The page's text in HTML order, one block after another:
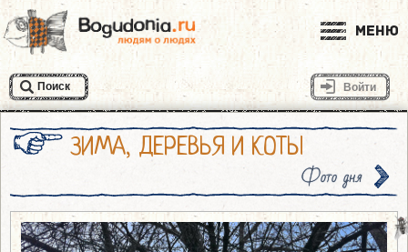
Меню
Поиск Войти
ЗИМА, ДЕРЕВЬЯ И КОТЫ
Фото дня